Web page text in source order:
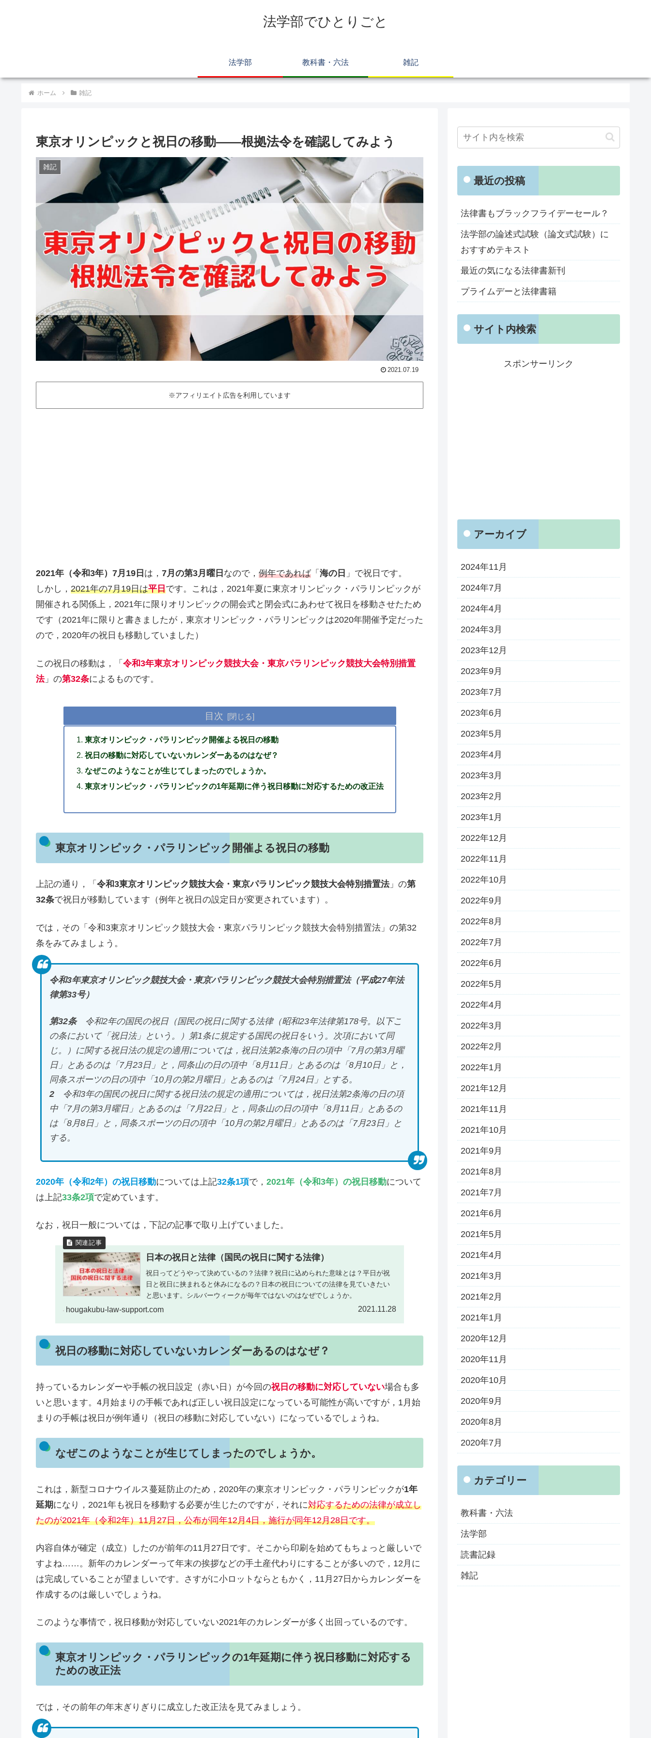
法学部でひとりごと
法学部 教科書・六法 雑記
ホーム 雑記
東京オリンピックと祝日の移動――根拠法令を確認してみよう
雑記
2021.07.19
※アフィリエイト広告を利用しています
2021年（令和3年）7月19日 は， 7月の第3月曜日 なので， 例年であれば「 海の日 」で祝日です。
しかし， 2021年の7月19日は平日です。これは，2021年夏に東京オリンピック・パラリンピックが
開催される関係上，2021年に限りオリンピックの開会式と閉会式にあわせて祝日を移動させたため
です（2021年に限りと書きましたが，東京オリンピック・パラリンピックは2020年開催予定だった
ので，2020年の祝日も移動していました）
この祝日の移動は，「 令和3年東京オリンピック競技大会・東京パラリンピック競技大会特別措置
法」の第32条によるものです。
目次
東京オリンピック・パラリンピック開催よる祝日の移動
祝日の移動に対応していないカレンダーあるのはなぜ？
なぜこのようなことが生じてしまったのでしょうか。
東京オリンピック・パラリンピックの1年延期に伴う祝日移動に対応するための改正法
東京オリンピック・パラリンピック開催よる祝日の移動
上記の通り，「 令和3東京オリンピック競技大会・東京パラリンピック競技大会特別措置法」の第
32条で祝日が移動しています（例年と祝日の設定日が変更されています）。
では，その「令和3東京オリンピック競技大会・東京パラリンピック競技大会特別措置法」の第32
条をみてみましょう。
令和3年東京オリンピック競技大会・東京パラリンピック競技大会特別措置法（平成27年法
律第33号）
第32条令和2年の国民の祝日（国民の祝日に関する法律（昭和23年法律第178号。以下こ
の条において「祝日法」という。）第1条に規定する国民の祝日をいう。次項において同
じ。）に関する祝日法の規定の適用については，祝日法第2条海の日の項中「7月の第3月曜
日」とあるのは「7月23日」と，同条山の日の項中「8月11日」とあるのは「8月10日」と，
同条スポーツの日の項中「10月の第2月曜日」とあるのは「7月24日」とする。
2 令和3年の国民の祝日に関する祝日法の規定の適用については，祝日法第2条海の日の項
中「7月の第3月曜日」とあるのは「7月22日」と，同条山の日の項中「8月11日」とあるの
は「8月8日」と，同条スポーツの日の項中「10月の第2月曜日」とあるのは「7月23日」と
する。
2020年（令和2年）の祝日移動については上記32条1項で， 2021年（令和3年）の祝日移動について
は上記33条2項で定めています。
なお，祝日一般については，下記の記事で取り上げていました。
日本の祝日と法律（国民の祝日に関する法律）
祝日ってどうやって決めているの？法律？祝日に込められた意味とは？平日が祝
日と祝日に挟まれると休みになるの？日本の祝日についての法律を見ていきたい
と思います。シルバーウィークが毎年ではないのはなぜでしょうか。
hougakubu-law-support.com 2021.11.28
祝日の移動に対応していないカレンダーあるのはなぜ？
持っているカレンダーや手帳の祝日設定（赤い日）が今回の祝日の移動に対応していない場合も多
いと思います。4月始まりの手帳であれば正しい祝日設定になっている可能性が高いですが，1月始
まりの手帳は祝日が例年通り（祝日の移動に対応していない）になっているでしょうね。
なぜこのようなことが生じてしまったのでしょうか。
これは，新型コロナウイルス蔓延防止のため，2020年の東京オリンピック・パラリンピックが1年
延期になり，2021年も祝日を移動する必要が生じたのですが，それに対応するための法律が成立し
たのが2021年（令和2年）11月27日，公布が同年12月4日，施行が同年12月28日です。
内容自体が確定（成立）したのが前年の11月27日です。そこから印刷を始めてもちょっと厳しいで
すよね……。新年のカレンダーって年末の挨拶などの手土産代わりにすることが多いので，12月に
は完成していることが望ましいです。さすがに小ロットならともかく，11月27日からカレンダーを
作成するのは厳しいでしょうね。
このような事情で，祝日移動が対応していない2021年のカレンダーが多く出回っているのです。
東京オリンピック・パラリンピックの1年延期に伴う祝日移動に対応する
ための改正法
では，その前年の年末ぎりぎりに成立した改正法を見てみましょう。
最近の投稿
法律書もブラックフライデーセール？
法学部の論述式試験（論文式試験）に
おすすめテキスト
最近の気になる法律書新刊
プライムデーと法律書籍
サイト内検索
スポンサーリンク
アーカイブ
2024年11月
2024年7月
2024年4月
2024年3月
2023年12月
2023年9月
2023年7月
2023年6月
2023年5月
2023年4月
2023年3月
2023年2月
2023年1月
2022年12月
2022年11月
2022年10月
2022年9月
2022年8月
2022年7月
2022年6月
2022年5月
2022年4月
2022年3月
2022年2月
2022年1月
2021年12月
2021年11月
2021年10月
2021年9月
2021年8月
2021年7月
2021年6月
2021年5月
2021年4月
2021年3月
2021年2月
2021年1月
2020年12月
2020年11月
2020年10月
2020年9月
2020年8月
2020年7月
カテゴリー
教科書・六法
法学部
読書記録
雑記